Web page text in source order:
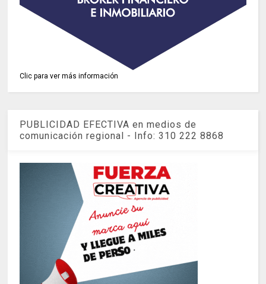
Clic para ver más información
PUBLICIDAD EFECTIVA en medios de
comunicación regional - Info: 310 222 8868